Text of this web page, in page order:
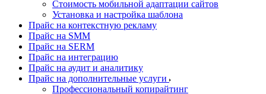
Стоимость мобильной адаптации сайтов
Установка и настройка шаблона
Прайс на контекстную рекламу
Прайс на SMM
Прайс на SERM
Прайс на интеграцию
Прайс на аудит и аналитику
Прайс на дополнительные услуги
Профессиональный копирайтинг